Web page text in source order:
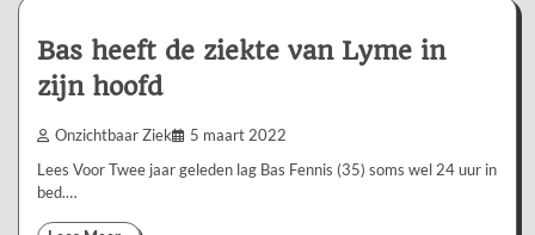
Bas heeft de ziekte van Lyme in
zijn hoofd
Onzichtbaar Ziek 5 maart 2022
Lees Voor Twee jaar geleden lag Bas Fennis (35) soms wel 24 uur in
bed.…